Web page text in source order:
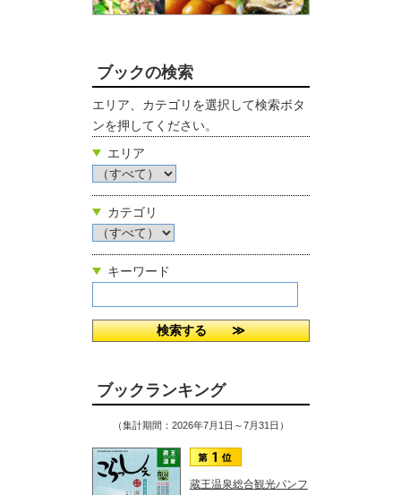
ブックの検索
エリア、カテゴリを選択して検索ボタ
ンを押してください。
エリア
カテゴリ
キーワード
ブックランキング
（集計期間：2026年7月1日～7月31日）
蔵王温泉総合観光パンフ